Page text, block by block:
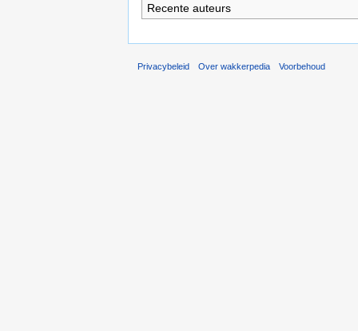
Recente auteurs
Privacybeleid Over wakkerpedia Voorbehoud